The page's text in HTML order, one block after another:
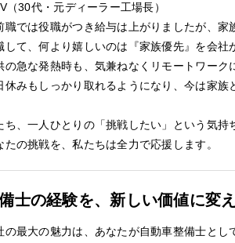
（30代・元ディーラー工場長）
職では役職がつき給与は上がりましたが、家
して、何より嬉しいのは『家族優先』を会社
の急な発熱時も、気兼ねなくリモートワーク
休みもしっかり取れるようになり、今は家族
ち、一人ひとりの「挑戦したい」という気持
たの挑戦を、私たちは全力で応援します。
士の経験を、新しい価値に変
の最大の魅力は、あなたが自動車整備士とし